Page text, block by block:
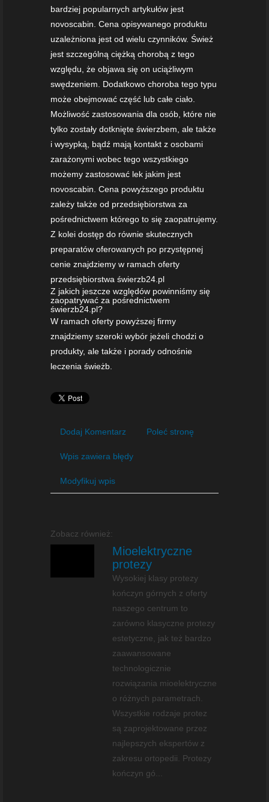
bardziej popularnych artykułów jest
novoscabin. Cena opisywanego produktu
uzależniona jest od wielu czynników. Śwież
jest szczególną ciężką chorobą z tego
względu, że objawa się on uciążliwym
swędzeniem. Dodatkowo choroba tego typu
może obejmować część lub całe ciało.
Możliwość zastosowania dla osób, które nie
tylko zostały dotknięte świerzbem, ale także
i wysypką, bądź mają kontakt z osobami
zarażonymi wobec tego wszystkiego
możemy zastosować lek jakim jest
novoscabin. Cena powyższego produktu
zależy także od przedsiębiorstwa za
pośrednictwem którego to się zaopatrujemy.
Z kolei dostęp do równie skutecznych
preparatów oferowanych po przystępnej
cenie znajdziemy w ramach oferty
przedsiębiorstwa świerzb24.pl
Z jakich jeszcze względów powinniśmy się
zaopatrywać za pośrednictwem
świerzb24.pl?
W ramach oferty powyższej firmy
znajdziemy szeroki wybór jeżeli chodzi o
produkty, ale także i porady odnośnie
leczenia świeżb.
Dodaj Komentarz Poleć stronę
Wpis zawiera błędy
Modyfikuj wpis
Zobacz również:
Mioelektryczne
protezy
Wysokiej klasy protezy
kończyn górnych z oferty
naszego centrum to
zarówno klasyczne protezy
estetyczne, jak też bardzo
zaawansowane
technologicznie
rozwiązania mioelektryczne
o różnych parametrach.
Wszystkie rodzaje protez
są zaprojektowane przez
najlepszych ekspertów z
zakresu ortopedii. Protezy
kończyn gó...